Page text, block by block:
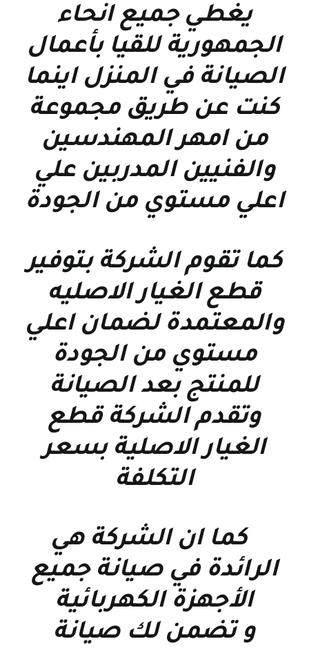
يغطي جميع انحاء
الجمهورية للقيا بأعمال
الصيانة في المنزل اينما
كنت عن طريق مجموعة
من امهر المهندسين
والفنيين المدربين علي
اعلي مستوي من الجودة
كما تقوم الشركة بتوفير
قطع الغيار الاصليه
والمعتمدة لضمان اعلي
مستوي من الجودة
للمنتج بعد الصيانة
وتقدم الشركة قطع
الغيار الاصلية بسعر
التكلفة
كما ان الشركة هي
الرائدة في صيانة جميع
الأجهزة الكهربائية
و تضمن لك صيانة